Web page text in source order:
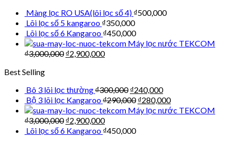
Màng lọc RO USA(lõi lọc số 4) ₫500,000
Lõi lọc số 5 kangaroo ₫350,000
Lõi lọc số 6 Kangaroo ₫450,000
Máy lọc nước TEKCOM
₫3,000,000 ₫2,900,000
Best Selling
Bô 3 lõi lọc thường₫300,000 ₫240,000
Bộ 3 lõi lọc Kangaroo₫290,000 ₫280,000
Máy lọc nước TEKCOM
₫3,000,000 ₫2,900,000
Lõi lọc số 6 Kangaroo ₫450,000